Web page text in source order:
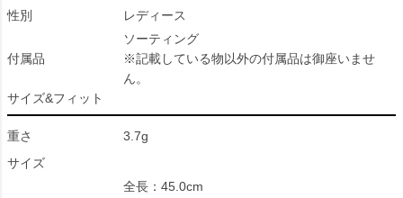
性別
レディース
付属品
ソーティング
※記載している物以外の付属品は御座いませ
ん。
サイズ&フィット
重さ
3.7g
サイズ
全長：45.0cm